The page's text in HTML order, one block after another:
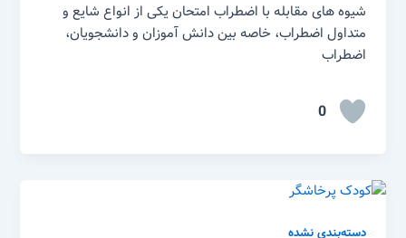
شیوه های مقابله با اضطراب امتحان یکی از انواع شایع و
متداول اضطراب، خاصه بین دانش آموزان و دانشجویان،
اضطراب
0
دسته‌بندی نشده